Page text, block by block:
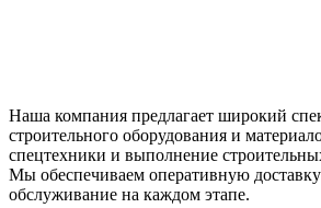
Наша компания предлагает широкий
строительного оборудования и
спецтехники и выполнение
Мы обеспечиваем оперативную доставку
обслуживание на каждом этапе.